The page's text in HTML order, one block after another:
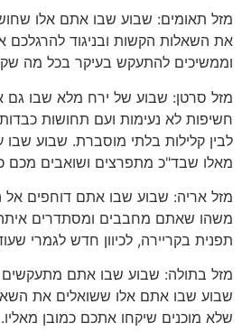
מזל תאומים: שבוע שבו אתם אלו
את השאלות הקשות ובניגוד להרגלכם
וממשיכים להתעקש בעיקר בכל מה
מזל סרטן: שבוע של ירח מלא שבו
חשיפות לא נעימות ועם תחושות
לבין קלילות בלתי מוסברת. שבוע
מאלו שבד"כ מתפרצים ושואבים מכם
מזל אריה: שבוע שבו אתם דוחפים
משהו שאתם מחבבים ומסתדרים
תפנית בקריירה, לכיוון חדש לגמרי
מזל בתולה: שבוע שבו אתם
שבוע שבו אתם אלו ששואלים את
שלא מוכנים שיקחו אתכם כמובן מאליו.